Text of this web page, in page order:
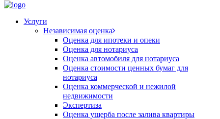
Услуги
Независимая оценка
Оценка для ипотеки и опеки
Оценка для нотариуса
Оценка автомобиля для нотариуса
Оценка стоимости ценных бумаг для
нотариуса
Оценка коммерческой и нежилой
недвижимости
Экспертиза
Оценка ущерба после залива квартиры